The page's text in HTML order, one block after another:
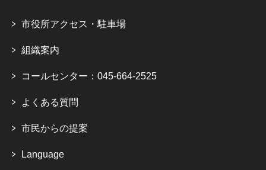
市役所アクセス・駐車場
組織案内
コールセンター：045-664-2525
よくある質問
市民からの提案
Language